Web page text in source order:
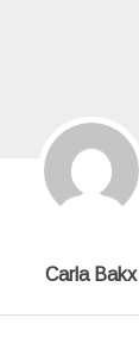
Carla Bakx